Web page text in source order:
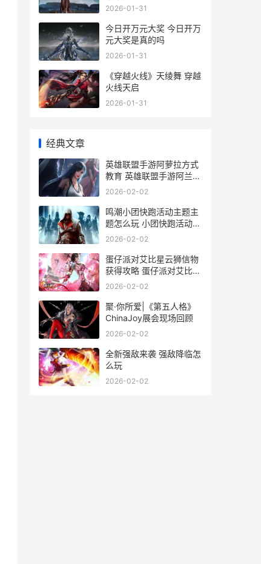
2026-01-31
今日开万元大奖 今日开万
元大奖是真的吗
2026-01-31
《穿越火线》天绫舞 穿越
火线天启
2026-01-31
经典文章
英雄联盟手游阿萝拉方式
教育 英雄联盟手游阿兰喵
MIAO
2026-02-02
鸣潮小团快跑活动主题主
题怎么玩 小团快跑活动主
题主题方式介绍
2026-02-02
蛋仔派对艾比星云狮信物
获得攻略 蛋仔派对艾比星
云狮怎么画
2026-02-02
聚·你所爱|《第五人格》
ChinaJoy展会现场回顾
2026-02-02
全新强敌来袭 强敌降临怎
么玩
2026-02-02